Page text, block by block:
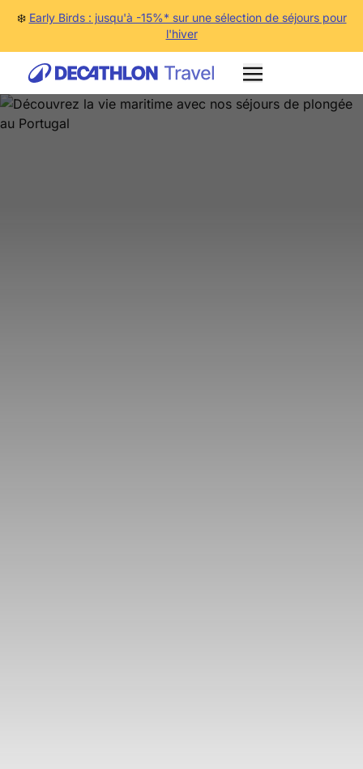
❄️ Early Birds : jusqu'à -15%* sur une sélection de séjours pour
l'hiver